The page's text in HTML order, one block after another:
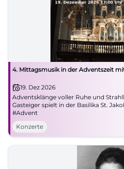
4. Mittagsmusik in der Adventszeit
19. Dez 2026
Adventsklänge voller Ruhe und
Gasteiger spielt in der Basilika St.
#Advent
Konzerte